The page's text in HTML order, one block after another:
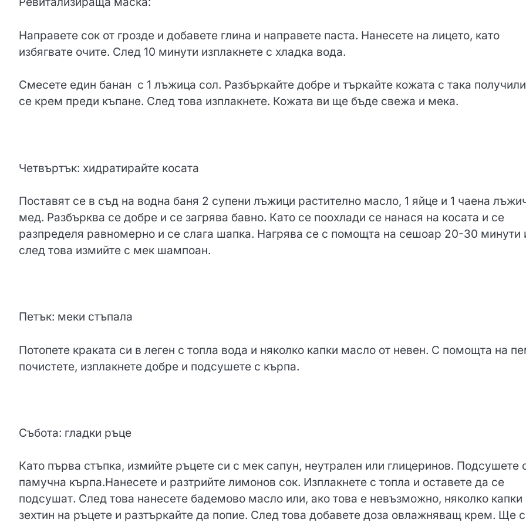
Направете сок от грозде и добавете глина и направете паста. Нанесете на лицето, като
избягвате очите. След 10 минути изплакнете с хладка вода.
Смесете един банан с 1 лъжица сол. Разбъркайте добре и търкайте кожата с така
се крем преди къпане. След това изплакнете. Кожата ви ще бъде свежа и мека.
Четвъртък: хидратирайте косата
Поставят се в съд на водна баня 2 супени лъжици растително масло, 1 яйце и 1 чаена
мед. Разбърква се добре и се загрява бавно. Като се поохлади се нанася на косата и се
разпределя равномерно и се слага шапка. Нагрява се с помощта на сешоар 20-30 минути
след това измийте с мек шампоан.
Петък: меки стъпала
Потопете краката си в леген с топла вода и няколко капки масло от невен. С помощта на
почистете, изплакнете добре и подсушете с кърпа.
Събота: гладки ръце
Като първа стъпка, измийте ръцете си с мек сапун, неутрален или глицеринов. Подсушете
памучна кърпа.Нанесете и разтрийте лимонов сок. Изплакнете с топла и оставете да се
подсушат. След това нанесете бадемово масло или, ако това е невъзможно, няколко капки
зехтин на ръцете и разтъркайте да попие. След това добавете доза овлажняващ крем. Ще